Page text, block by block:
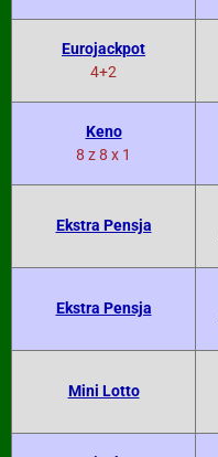
Eurojackpot
4+2
Keno
8 z 8 x 1
Ekstra Pensja
Ekstra Pensja
Mini Lotto